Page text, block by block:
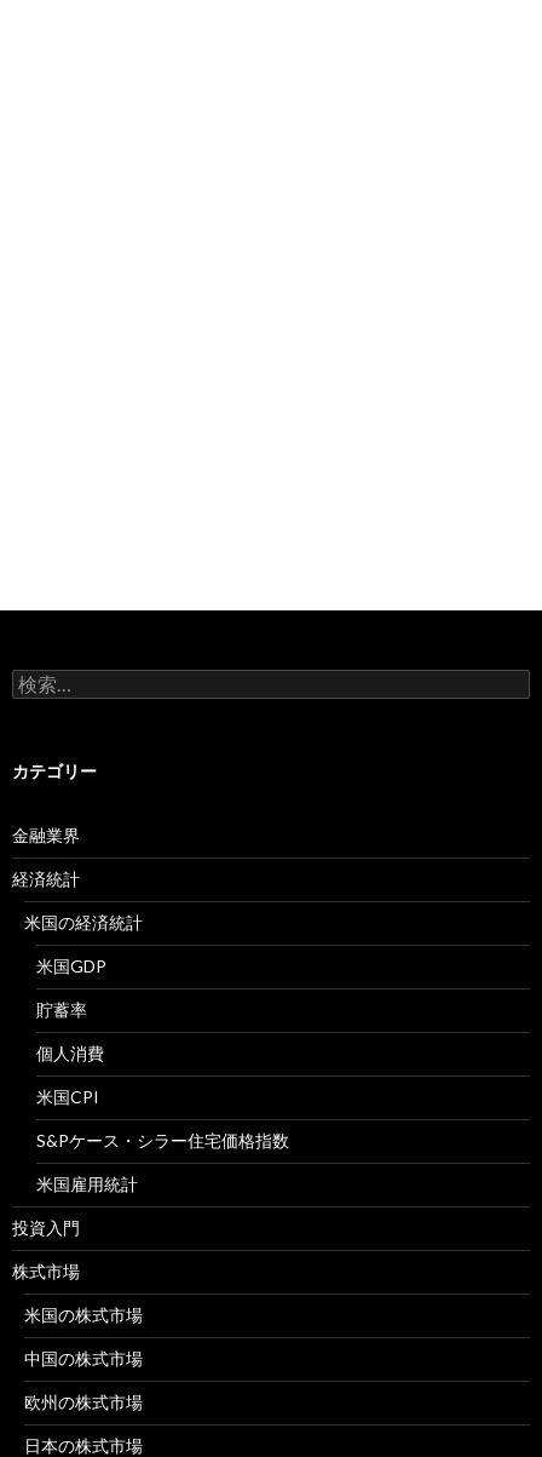
検
索:
カテゴリー
金融業界
経済統計
米国の経済統計
米国GDP
貯蓄率
個人消費
米国CPI
S&Pケース・シラー住宅価格指数
米国雇用統計
投資入門
株式市場
米国の株式市場
中国の株式市場
欧州の株式市場
日本の株式市場